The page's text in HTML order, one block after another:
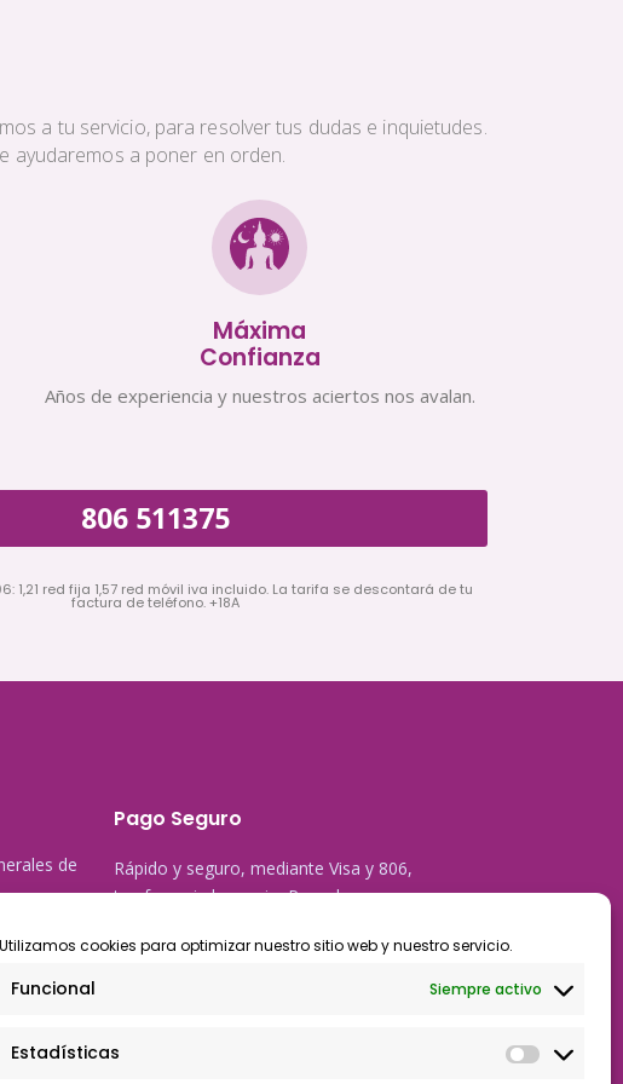
Utilizamos cookies para optimizar nuestro sitio web y nuestro servicio.
Funcional Siempre activo
Estadísticas
a tu servicio, para resolver tus dudas e inquietudes.
ayudaremos a poner en orden.
Máxima
Confianza
Años de experiencia y nuestros aciertos nos avalan.
806 511375
1,21 red fija 1,57 red móvil iva incluido. La tarifa se descontará de tu
factura de teléfono. +18A
de
de
a
Pago Seguro
Rápido y seguro, mediante Visa y 806,
trasferencia bancaria, Paypal